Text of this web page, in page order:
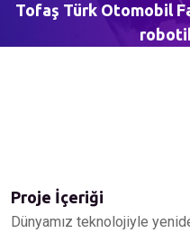
Tofaş Türk Otomobil
Proje İçeriği
Dünyamız teknolojiyle